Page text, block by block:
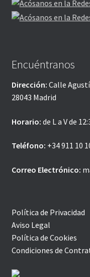
Encuéntranos
Dirección: Calle
28043 Madrid
Horario: de L a V de
Teléfono: +34 911 10
Correo Electrónico:
Política de Privacidad
Aviso Legal
Política de Cookies
Condiciones de